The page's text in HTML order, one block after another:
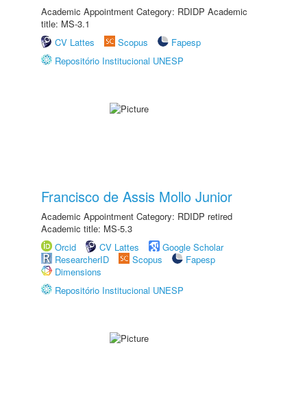
Academic Appointment Category: RDIDP Academic
title: MS-3.1
CV Lattes
Scopus
Fapesp
Repositório Institucional UNESP
Francisco de Assis Mollo Junior
Academic Appointment Category: RDIDP retired
Academic title: MS-5.3
Orcid
CV Lattes
Google Scholar
ResearcherID
Scopus
Fapesp
Dimensions
Repositório Institucional UNESP